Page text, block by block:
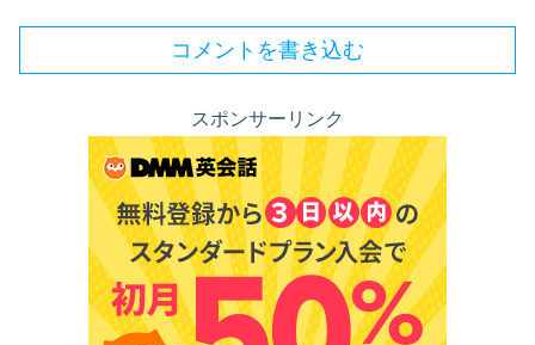
コメントを書き込む
スポンサーリンク